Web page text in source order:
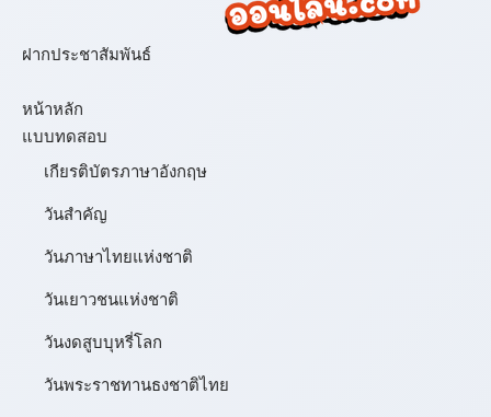
ฝากประชาสัมพันธ์
หน้าหลัก
แบบทดสอบ
เกียรติบัตรภาษาอังกฤษ
วันสำคัญ
วันภาษาไทยแห่งชาติ
วันเยาวชนแห่งชาติ
วันงดสูบบุหรี่โลก
วันพระราชทานธงชาติไทย